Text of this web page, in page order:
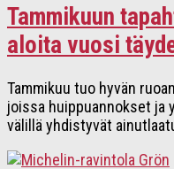
Tammikuun
aloita vuosi
Tammikuu tuo hyvän
joissa huippuannokset
välillä yhdistyvät